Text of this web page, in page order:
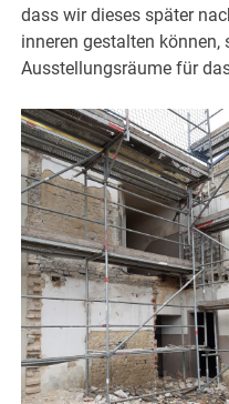
dass wir dieses später
inneren gestalten
Ausstellungsräume für